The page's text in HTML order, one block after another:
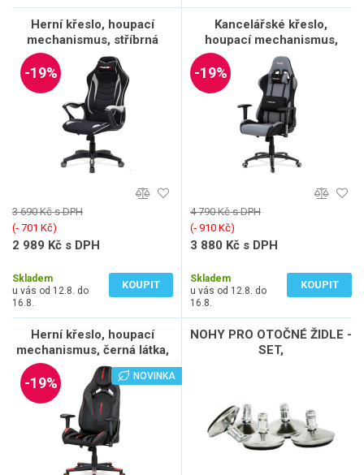
Herní křeslo, houpací
mechanismus, stříbrná
látka, KA-G408 GREY
-19%
3 690 Kč s DPH
(‐ 701 Kč)
2 989 Kč s DPH
Skladem
u vás od 12.8. do
16.8.
KOUPIT
Kancelářské křeslo,
houpací mechanismus,
šedá látka, KA-F01 GREY
-19%
4 790 Kč s DPH
(‐ 910 Kč)
3 880 Kč s DPH
Skladem
u vás od 12.8. do
16.8.
KOUPIT
Herní křeslo, houpací
mechanismus, černá látka,
KA-F07 RED
NOVINKA
-19%
NOHY PRO OTOČNÉ ŽIDLE -
SET,